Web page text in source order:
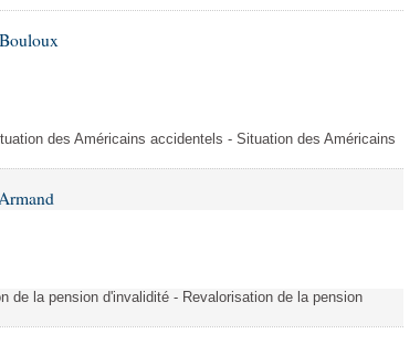
des Américains accidentels - Situation des Américains
de la pension d'invalidité - Revalorisation de la pension